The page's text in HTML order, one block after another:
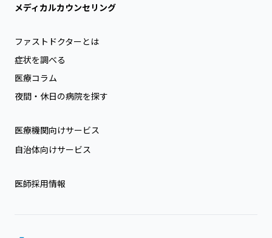
メディカルカウンセリング
ファストドクターとは
症状を調べる
医療コラム
夜間・休日の病院を探す
医療機関向けサービス
自治体向けサービス
医師採用情報